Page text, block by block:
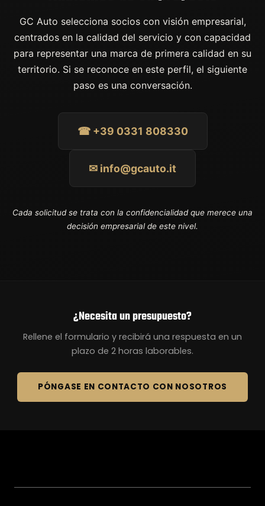
GC Auto selecciona socios con visión empresarial,
centrados en la calidad del servicio y con capacidad
para representar una marca de primera calidad en su
territorio. Si se reconoce en este perfil, el siguiente
paso es una conversación.
☎ +39 0331 808330
✉ info@gcauto.it
Cada solicitud se trata con la confidencialidad que merece una
decisión empresarial de este nivel.
¿Necesita un presupuesto?
Rellene el formulario y recibirá una respuesta en un
plazo de 2 horas laborables.
PÓNGASE EN CONTACTO CON NOSOTROS